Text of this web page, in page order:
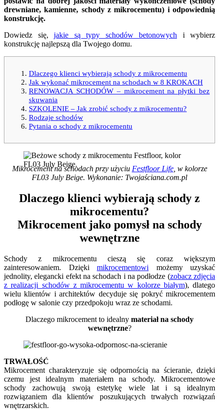
drewniane, kamienne, schody z mikrocementu) i odpowiednią
konstrukcję.
Dowiedz się, jakie są typy schodów betonowych i wybierz
konstrukcję najlepszą dla Twojego domu.
Dlaczego klienci wybierają schody z mikrocementu
Jak wykonać mikrocement na schodach w 8 KROKACH
RENOWACJA SCHODÓW – mikrocement na płytki bez
skuwania
SZKOLENIE – Jak zrobić schody z mikrocementu?
Rodzaje schodów
Pytania o schody z mikrocementu
Mikrocement na schodach przy użyciu Festfloor Life, w kolorze
FL03 July Beige. Wykonanie: Twojaściana.com.pl
Dlaczego klienci wybierają schody z
mikrocementu?
Mikrocement jako pomysł na schody
wewnętrzne
Schody z mikrocementu cieszą się coraz większym
zainteresowaniem. Dzięki mikrocementowi możemy uzyskać
jednolity, elegancki efekt na schodach i na podłodze (zobacz zdjęcia
z realizacji schodów z mikrocementu w kolorze białym), dlatego
wielu klientów i architektów decyduje się pokryć mikrocementem
podłogę w salonie czy przedpokoju wraz ze schodami.
Dlaczego mikrocement to idealny materiał na schody
wewnętrzne?
TRWAŁOŚĆ
Mikrocement charakteryzuje się odpornością na ścieranie, dzięki
czemu jest idealnym materiałem na schody. Mikrocementowe
schody zachowują swoją estetykę wiele lat i są idealnym
rozwiązaniem dla klientów poszukujących trwałych rozwiązań
wnętrzarskich.